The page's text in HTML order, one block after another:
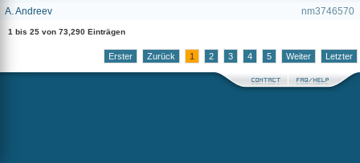
A. Andreev
nm3746570
1 bis 25 von 73,290 Einträgen
Erster Zurück 1 2 3 4 5 Weiter Letzter